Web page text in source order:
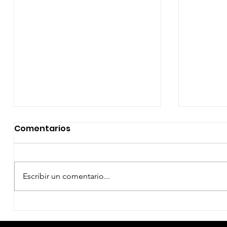
VA A EXTRAÑAR -
DATOS
Comentarios
Escribir un comentario...